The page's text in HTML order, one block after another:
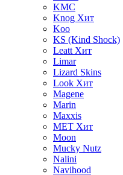
KMC
Knog Хит
Koo
KS (Kind Shock)
Leatt Хит
Limar
Lizard Skins
Look Хит
Magene
Marin
Maxxis
MET Хит
Moon
Mucky Nutz
Nalini
Navihood